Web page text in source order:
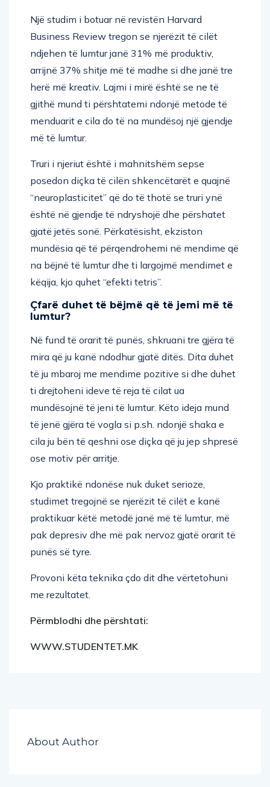
Një studim i botuar në revistën Harvard
Business Review tregon se njerëzit të cilët
ndjehen të lumtur janë 31% më produktiv,
arrijnë 37% shitje më të madhe si dhe janë tre
herë më kreativ. Lajmi i mirë është se ne të
gjithë mund ti përshtatemi ndonjë metode të
menduarit e cila do të na mundësoj një gjendje
më të lumtur.
Truri i njeriut është i mahnitshëm sepse
posedon diçka të cilën shkencëtarët e quajnë
“neuroplasticitet” që do të thotë se truri ynë
është në gjendje të ndryshojë dhe përshatet
gjatë jetës sonë. Përkatësisht, ekziston
mundësia që të përqendrohemi në mendime që
na bëjnë të lumtur dhe ti largojmë mendimet e
këqija, kjo quhet “efekti tetris”.
Çfarë duhet të bëjmë që të jemi më të
lumtur?
Në fund të orarit të punës, shkruani tre gjëra të
mira që ju kanë ndodhur gjatë ditës. Dita duhet
të ju mbaroj me mendime pozitive si dhe duhet
ti drejtoheni ideve të reja të cilat ua
mundësojnë të jeni të lumtur. Këto ideja mund
të jenë gjëra të vogla si p.sh. ndonjë shaka e
cila ju bën të qeshni ose diçka që ju jep shpresë
ose motiv për arritje.
Kjo praktikë ndonëse nuk duket serioze,
studimet tregojnë se njerëzit të cilët e kanë
praktikuar këtë metodë janë më të lumtur, më
pak depresiv dhe më pak nervoz gjatë orarit të
punës së tyre.
Provoni këta teknika çdo dit dhe vërtetohuni
me rezultatet.
Përmblodhi dhe përshtati:
WWW.STUDENTET.MK
About Author